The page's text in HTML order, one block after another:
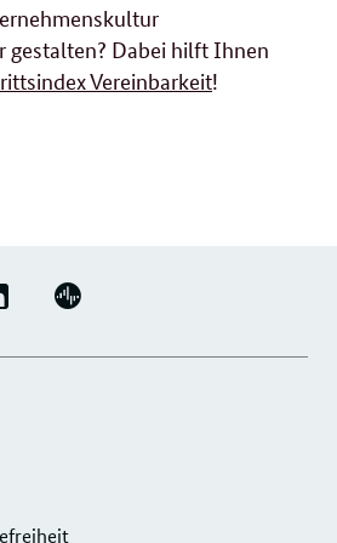
Dabei hilft Ihnen
Vereinbarkeit!
PODIGEE
SERVICE